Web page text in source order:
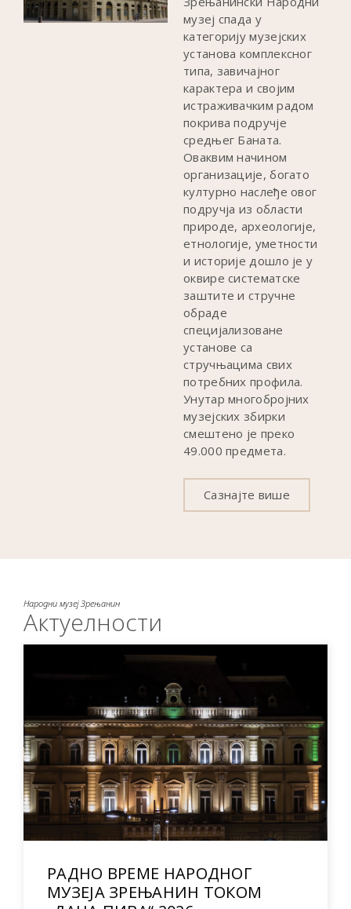
музеј спада у
категорију музејских
установа комплексног
типа, завичајног
карактера и својим
истраживачким радом
покрива подручје
средњег Баната.
Оваквим начином
организације, богато
културно наслеђе овог
подручја из области
природе, археологије,
етнологије, уметности
и историје дошло је у
оквире систематске
заштите и стручне
обраде
специјализоване
установе са
стручњацима свих
потребних профила.
Унутар многобројних
музејских збирки
смештено је преко
49.000 предмета.
Сазнајте више
Народни музеј Зрењанин
Актуелности
РАДНО ВРЕМЕ НАРОДНОГ
МУЗЕЈА ЗРЕЊАНИН ТОКОМ